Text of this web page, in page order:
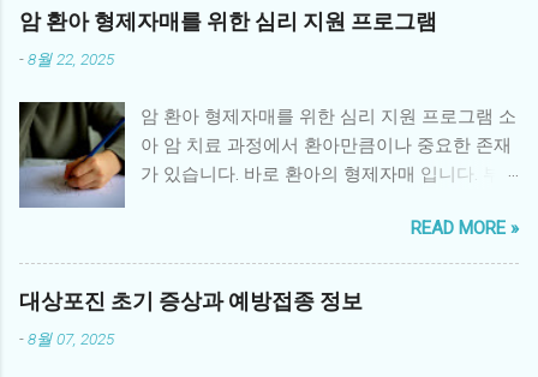
암 환아 형제자매를 위한 심리 지원 프로그램
-8월 22, 2025
암 환아 형제자매를 위한 심리 지원 프로그램 소
아 암 치료 과정에서 환아만큼이나 중요한 존재
가 있습니다. 바로 환아의 형제자매 입니다. 부
정서적 소외감을 느끼거나, 불안·우울 같은 심리
적 문제를 경험하기 쉽습니다. 따라서 체계적인
형제자매 심리 지원 프로그램 은 환아 가족 전체
의 건강한 회복에 매우 중요한 역할을 합니다. 1.
READ MORE »
대상포진 초기 증상과 예방접종 정보
-8월 07, 2025